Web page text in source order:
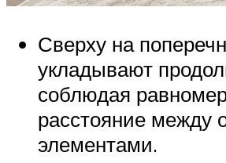
Сверху на
укладывают
соблюдая
расстояние между
элементами.